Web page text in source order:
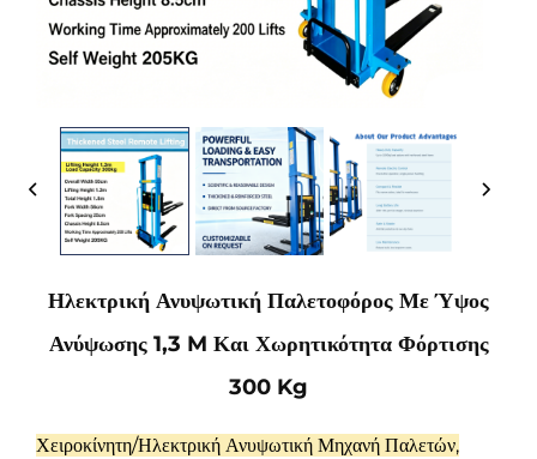
Ηλεκτρική Ανυψωτική Παλετοφόρος Με Ύψος
Ανύψωσης 1,3 M Και Χωρητικότητα Φόρτισης
300 Kg
Χειροκίνητη/Ηλεκτρική Ανυψωτική Μηχανή Παλετών,